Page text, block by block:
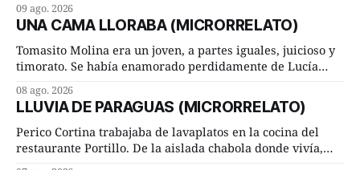
incompleta. Un equipo internacional de arqueólogos,
liderado por el investigador finlandés Martti Pärssinen,
de la Universidad de Helsinki, junto con especialistas de
Brasil y
09 ago. 2026
UNA CAMA LLORABA (MICRORRELATO)
Tomasito Molina era un joven, a partes iguales, juicioso y
timorato. Se había enamorado perdidamente de Lucía
ambos les iba de maravilla. Pero mantenían absoluta
discrepancia en un deseo ineluctable por parte de ella.
Lucía Arriate quería que ellos
08 ago. 2026
LLUVIA DE PARAGUAS (MICRORRELATO)
Perico Cortina trabajaba de lavaplatos en la cocina del
restaurante Portillo. De la aislada chabola donde vivía,